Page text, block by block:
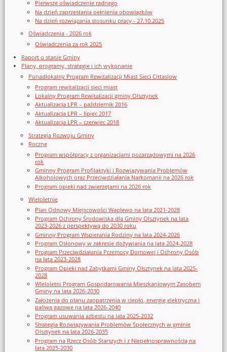
Pierwsze oświadczenie radnego
Na dzień zaprzestania pełnienia obowiązków
Na dzień rozwiązania stosunku pracy - 27.10.2025
Oświadczenia - 2026 rok
Oświadczenia za rok 2025
Raport o stanie Gminy
Plany, programy, strategie i ich wykonanie
Ponadlokalny Program Rewitalizacji Miast Sieci Cittaslow
Program rewitalizacji sieci miast
Lokalny Program Rewitalizacji gminy Olsztynek
Aktualizacja LPR – październik 2016
Aktualizacja LPR – lipiec 2017
Aktualizacja LPR – czerwiec 2018
Strategia Rozwoju Gminy
Roczne
Program współpracy z organizacjami pozarządowymi na 2026
rok
Gminny Program Profilaktyki i Rozwiązywania Problemów
Alkoholowych oraz Przeciwdziałania Narkomanii na 2026 rok
Program opieki nad zwierzętami na 2026 rok
Wieloletnie
Plan Odnowy Miejscowości Waplewo na lata 2021-2028
Program Ochrony Środowiska dla Gminy Olsztynek na lata
2023-2026 z perspektywą do 2030 roku
Gminny Program Wspierania Rodziny na lata 2024-2026
Program Osłonowy w zakresie dożywiania na lata 2024-2028
Program Przeciwdziałania Przemocy Domowej i Ochrony Osób
na lata 2023-2028
Program Opieki nad Zabytkami Gminy Olsztynek na lata 2025-
2028
Wieloletni Program Gospodarowania Mieszkaniowym Zasobem
Gminy na lata 2026-2030
Założenia do planu zaopatrzenia w ciepło, energię elektryczna i
paliwa gazowe na lata 2026-2040
Program usuwania azbestu na lata 2025-2032
Strategia Rozwiązywania Problemów Społecznych w gminie
Olsztynek na lata 2026-2035
Program na Rzecz Osób Starszych i z Niepełnosprawnością na
lata 2025-2030